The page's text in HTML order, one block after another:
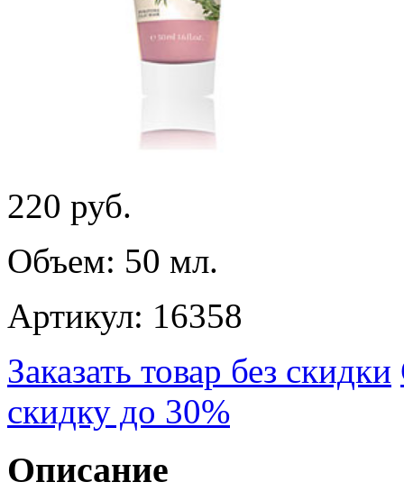
220 руб.
Объем: 50 мл.
Артикул: 16358
Заказать товар без скидки
скидку до 30%
Описание